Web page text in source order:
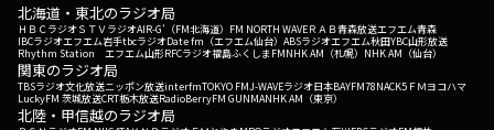
北海道・東北のラジオ局
ＨＢＣラジオＳＴＶラジオAIR-G'（FM北海道） FM NORTH WAVEＲＡＢ青森放送エフエム青森
IBCラジオエフエム岩手tbcラジオDate fm（エフエム仙台） ABSラジオエフエム秋田YBC山形放送
Rhythm Station エフエム山形RFCラジオ福島ふくしまFMNHK AM（札幌） NHK AM（仙台）
関東のラジオ局
TBSラジオ文化放送ニッポン放送interfmTOKYO FMJ-WAVEラジオ日本BAYFM78NACK5 ＦＭヨコハマ
LuckyFM 茨城放送CRT栃木放送RadioBerryFM GUNMANHK AM（東京）
北陸・甲信越のラジオ局